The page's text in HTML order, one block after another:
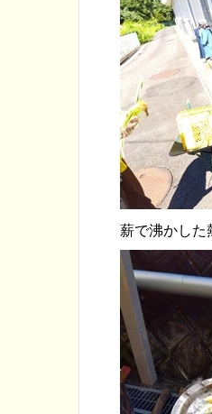
薪で沸かした